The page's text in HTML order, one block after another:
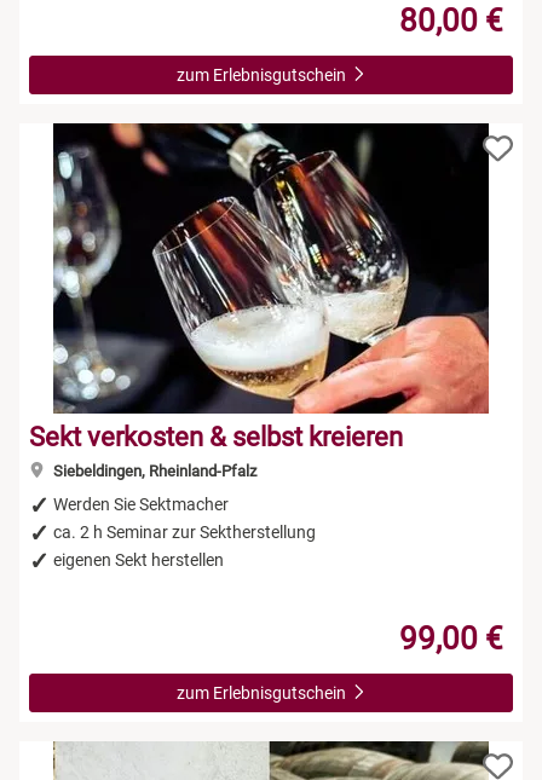
80,00 €
zum Erlebnisgutschein
Sekt verkosten & selbst kreieren
Siebeldingen, Rheinland-Pfalz
Werden Sie Sektmacher
ca. 2 h Seminar zur Sektherstellung
eigenen Sekt herstellen
99,00 €
zum Erlebnisgutschein